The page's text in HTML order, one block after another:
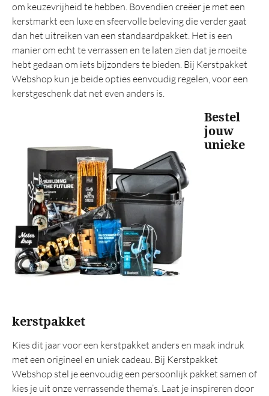
om keuzevrijheid te hebben. Bovendien creëer je met een
kerstmarkt een luxe en sfeervolle beleving die verder gaat
dan het uitreiken van een standaardpakket. Het is een
manier om echt te verrassen en te laten zien dat je moeite
hebt gedaan om iets bijzonders te bieden. Bij Kerstpakket
Webshop kun je beide opties eenvoudig regelen, voor een
kerstgeschenk dat net even anders is.
Bestel
jouw
unieke
kerstpakket
Kies dit jaar voor een kerstpakket anders en maak indruk
met een origineel en uniek cadeau. Bij Kerstpakket
Webshop stel je eenvoudig een persoonlijk pakket samen of
kies je uit onze verrassende thema’s. Laat je inspireren door